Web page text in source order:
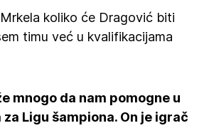
koliko će Dragović biti
timu već u kvalifikacijama
mnogo da nam pomogne u
Ligu šampiona. On je igrač